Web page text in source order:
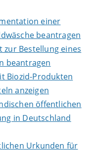
einer
beantragen
zur Bestellung eines
beantragen
Biozid-Produkten
anzeigen
öffentlichen
in Deutschland
Urkunden für